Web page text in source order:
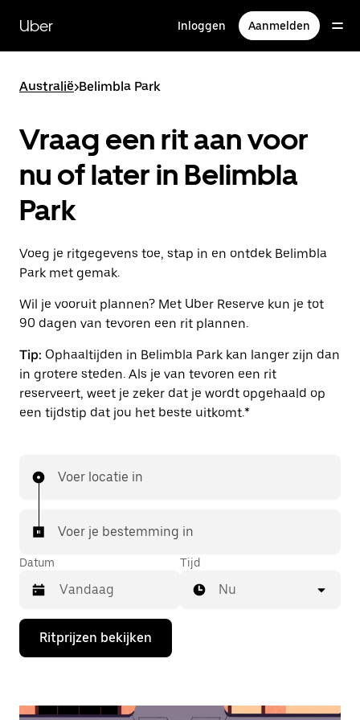
naar
hoofdinhoud
Uber Inloggen Aanmelden
Australië>Belimbla Park
Vraag een rit aan voor
nu of later in Belimbla
Park
Voeg je ritgegevens toe, stap in en ontdek Belimbla
Park met gemak.
Wil je vooruit plannen? Met Uber Reserve kun je tot
90 dagen van tevoren een rit plannen.
Tip: Ophaaltijden in Belimbla Park kan langer zijn dan
in grotere steden. Als je van tevoren een rit
reserveert, weet je zeker dat je wordt opgehaald op
een tijdstip dat jou het beste uitkomt.*
Voer locatie in
Voer je bestemming in
Datum
Druk
de
de
Tijd
Nu
Ritprijzen bekijken